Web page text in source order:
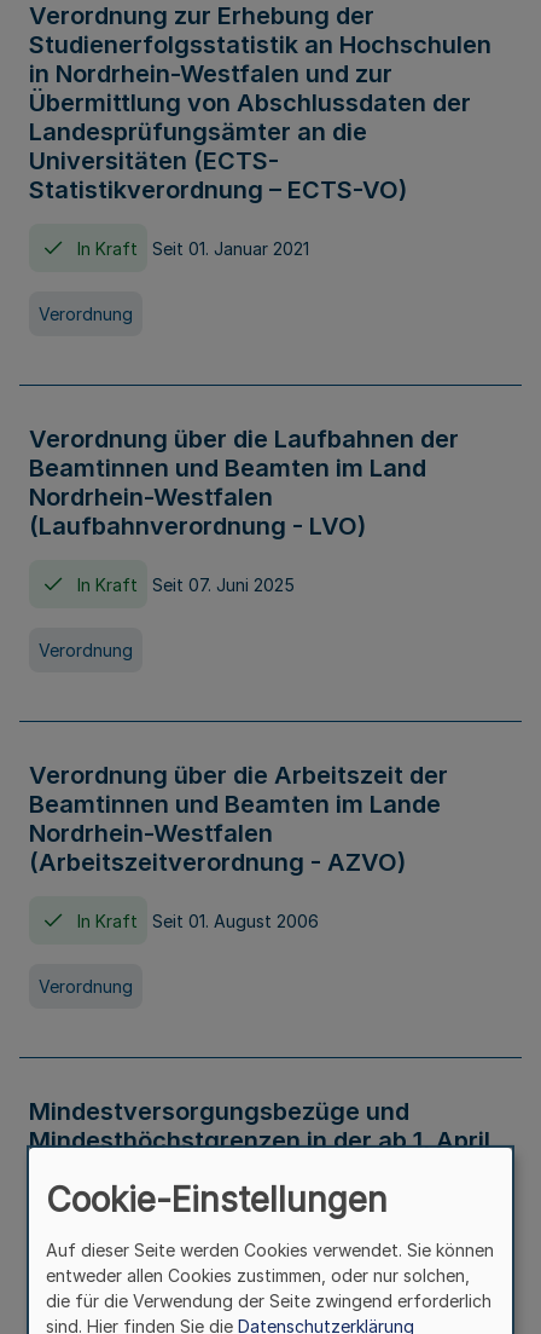
Verordnung zur Erhebung der
Studienerfolgsstatistik an Hochschulen
in Nordrhein-Westfalen und zur
Übermittlung von Abschlussdaten der
Landesprüfungsämter an die
Universitäten (ECTS-
Statistikverordnung – ECTS-VO)
In Kraft Seit 01. Januar 2021
Verordnung
Verordnung über die Laufbahnen der
Beamtinnen und Beamten im Land
Nordrhein-Westfalen
(Laufbahnverordnung - LVO)
In Kraft Seit 07. Juni 2025
Verordnung
Verordnung über die Arbeitszeit der
Beamtinnen und Beamten im Lande
Nordrhein-Westfalen
(Arbeitszeitverordnung - AZVO)
In Kraft Seit 01. August 2006
Verordnung
Mindestversorgungsbezüge und
Mindesthöchstgrenzen in der ab 1. April
Verwaltungsvorschrift
Cookie-Einstellungen
Auf dieser Seite werden Cookies verwendet. Sie können
entweder allen Cookies zustimmen, oder nur solchen,
die für die Verwendung der Seite zwingend erforderlich
sind. Hier finden Sie die Datenschutzerklärung